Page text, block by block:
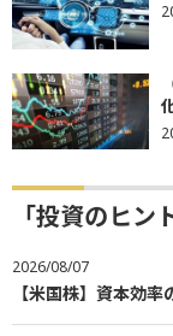
「投資のヒ
2026/08/07
【米国株】資本効